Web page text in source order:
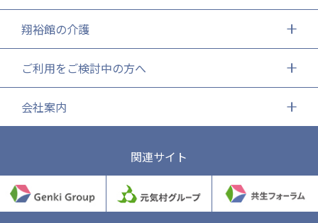
翔裕館の介護
ご利用をご検討中の方へ
会社案内
関連サイト